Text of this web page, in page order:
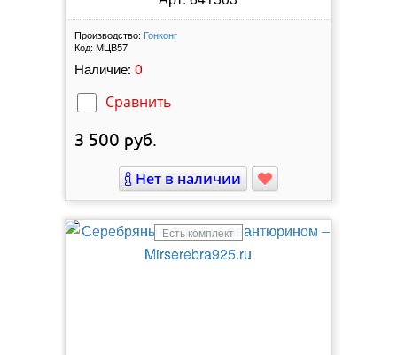
Производство: Гонконг
Код: МЦВ57
Наличие: 0
Сравнить
3 500 руб.
Нет в наличии
Есть комплект